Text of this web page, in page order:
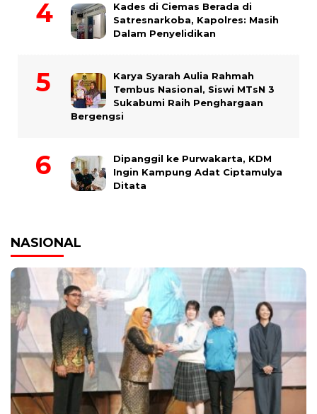
Kades di Ciemas Berada di
Satresnarkoba, Kapolres: Masih
Dalam Penyelidikan
Karya Syarah Aulia Rahmah
Tembus Nasional, Siswi MTsN 3
Sukabumi Raih Penghargaan
Bergengsi
Dipanggil ke Purwakarta, KDM
Ingin Kampung Adat Ciptamulya
Ditata
NASIONAL